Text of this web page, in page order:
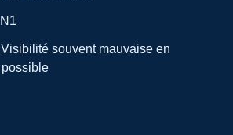
souvent mauvaise en
possible